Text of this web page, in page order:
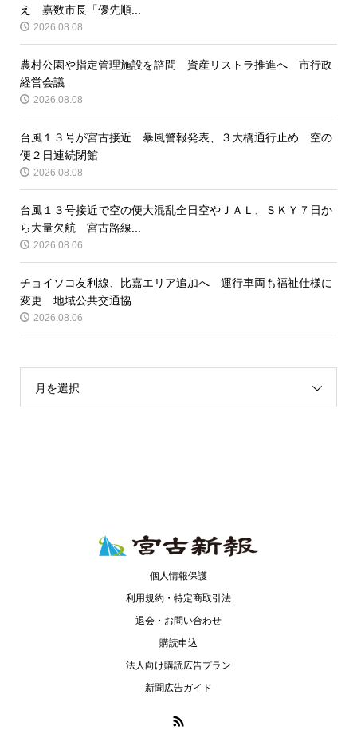
え 嘉数市長「優先順...
2026.08.08
農村公園や指定管理施設を諮問 資産リストラ推進へ 市行政
経営会議
2026.08.08
台風１３号が宮古接近 暴風警報発表、３大橋通行止め 空の
便２日連続閉館
2026.08.08
台風１３号接近で空の便大混乱全日空やＪＡＬ、ＳＫＹ７日か
ら大量欠航 宮古路線...
2026.08.06
チョイソコ友利線、比嘉エリア追加へ 運行車両も福祉仕様に
変更 地域公共交通協
2026.08.06
月を選択
個人情報保護
利用規約・特定商取引法
退会・お問い合わせ
購読申込
法人向け購読広告プラン
新聞広告ガイド